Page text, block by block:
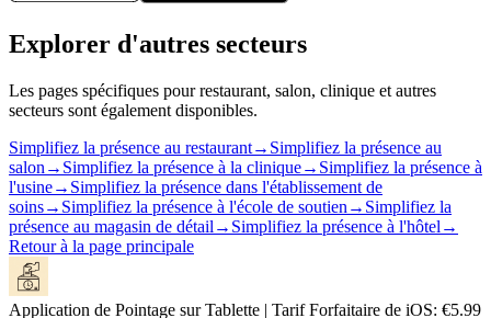
Explorer d'autres secteurs
Les pages spécifiques pour restaurant, salon, clinique et autres
secteurs sont également disponibles.
Simplifiez la présence au restaurant→ Simplifiez la présence au
salon → Simplifiez la présence à la clinique→ Simplifiez la présence à
l'usine→ Simplifiez la présence dans l'établissement de
soins→ Simplifiez la présence à l'école de soutien → Simplifiez la
présence au magasin de détail → Simplifiez la présence à l'hôtel →
Retour à la page principale
Application de Pointage sur Tablette | Tarif Forfaitaire de iOS: €5.99